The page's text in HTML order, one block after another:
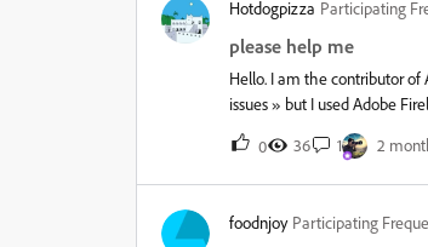
Hotdogpizza Participating
please help me
Hello. I am the contributor
issues » but I used Adobe
images. What can I do in this
0
36 1 2
foodnjoy Participating